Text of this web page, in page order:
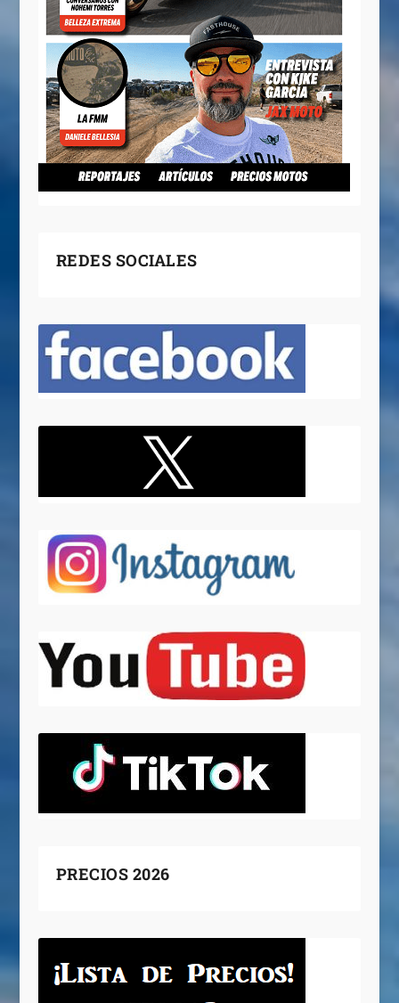
REDES SOCIALES
PRECIOS 2026